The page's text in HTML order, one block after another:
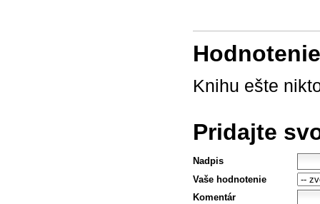
Knihu ešte
Pridajte
Nadpis
Vaše hodnotenie
Komentár